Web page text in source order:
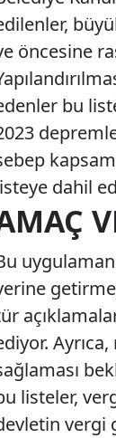
öncesine
bu
dahil
listeler,
vergi